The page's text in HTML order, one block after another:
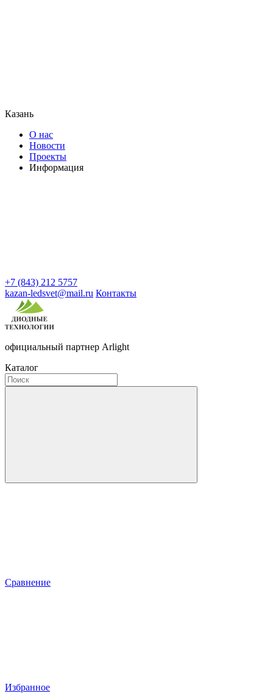
Казань
О нас
Новости
Проекты
Информация
+7 (843) 212 5757
kazan-ledsvet@mail.ru Контакты
официальный партнер Arlight
Каталог
Сравнение
Избранное